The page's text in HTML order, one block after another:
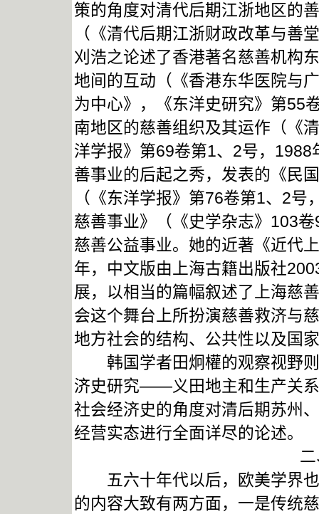
策的角度对清代后期江浙地区的
（《清代后期江浙财政改革与善
刈浩之论述了香港著名慈善机构
地间的互动（《香港东华医院
为中心》，《东洋史研究》第55
南地区的慈善组织及其运作（《
洋学报》第69卷第1、2号，
善事业的后起之秀，发表的《民
（《东洋学报》第76卷第1、2
慈善事业》（《史学杂志》103
慈善公益事业。她的近著《近代
年，中文版由上海古籍出版社
展，以相当的篇幅叙述了上海慈
会这个舞台上所扮演慈善救济与
地方社会的结构、公共性以及国
韩国学者田炯權的观察视野则
济史研究——义田地主和生产关
社会经济史的角度对清后期苏州
经营实态进行全面详尽的论述。
五六十年代以后，欧美学界也
的内容大致有两方面，一是传统